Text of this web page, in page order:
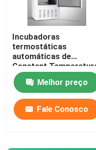
Fábrica
Controle de Qualidade
Fale Conosco
notícias
Incubadoras
termostáticas
automáticas de
Constant
Biological da
incubadora do
laboratório
Melhor preço
Fale Conosco